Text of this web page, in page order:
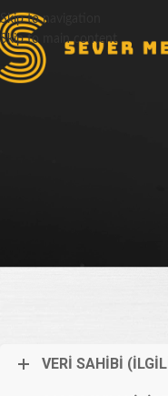
Skip to navigation
Skip to main content
VERİ SAHİBİ